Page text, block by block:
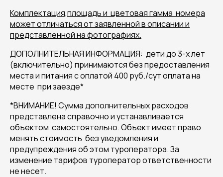
Комплектация,площадь и цветовая гамма номера
может отличаться от заявленной в описании и
представленной на фотографиях.
ДОПОЛНИТЕЛЬНАЯ ИНФОРМАЦИЯ: дети до 3-х лет
(включительно) принимаются без предоставления
места и питания с оплатой 400 руб./сут оплата на
месте при заезде*
*ВНИМАНИЕ! Сумма дополнительных расходов
представлена справочно и устанавливается
объектом самостоятельно. Объект имеет право
менять стоимость без уведомления и
предупреждения об этом туроператора. За
изменение тарифов туроператор ответственности
не несет.